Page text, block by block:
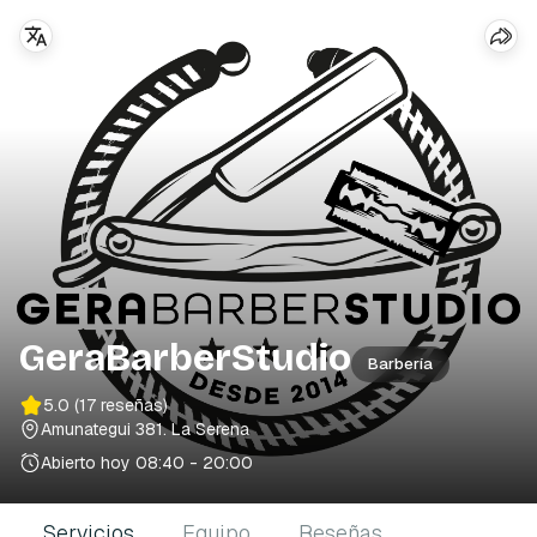
GeraBarberStudio Barbería
5.0 (17 reseñas)
Amunategui 381. La Serena
Abierto hoy 08:40 - 20:00